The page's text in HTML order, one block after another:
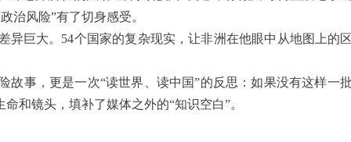
风险”有了切身感受。
异巨大。54个国家的复杂现实，让非洲在他眼中从地图上的
故事，更是一次“读世界、读中国”的反思：如果没有这样一
和镜头，填补了媒体之外的“知识空白”。